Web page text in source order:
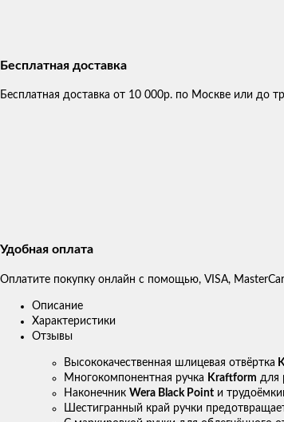
Бесплатная доставка
Бесплатная доставка от 10 000р. по Москве или до
Удобная оплата
Оплатите покупку онлайн с помощью, VISA,
Описание
Характеристики
Отзывы
Высококачественная шлицевая отвёртка
Многокомпонентная ручка Kraftform для
Наконечник Wera Black Point и
Шестигранный край ручки